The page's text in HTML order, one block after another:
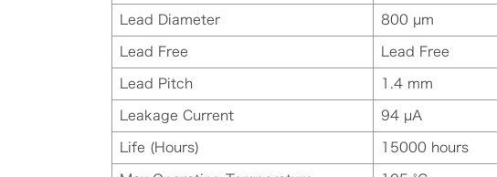
Lead Diameter 800 µm
Lead Free Lead Free
Lead Pitch 1.4 mm
Leakage Current 94 µA
Life (Hours) 15000 hours